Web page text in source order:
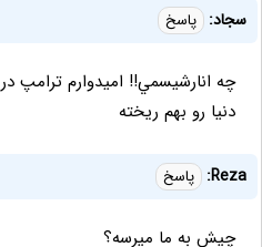
سجاد: پاسخ
چه انارشيسمي!! اميدوارم ترامپ
دنيا رو بهم ريخته
Reza: پاسخ
چیش به ما میرسه؟